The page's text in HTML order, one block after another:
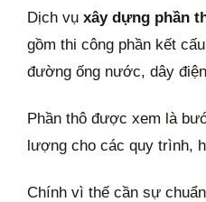
Dịch vụ xây dựng phần
gồm thi công phần kết
đường ống nước, dây
Phần thô được xem là
lượng cho các quy trình,
Chính vì thế cần sự